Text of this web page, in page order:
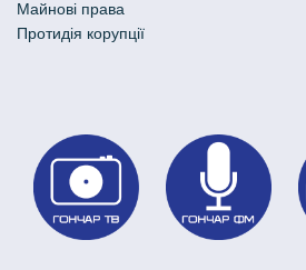
Майнові права
Протидія корупції